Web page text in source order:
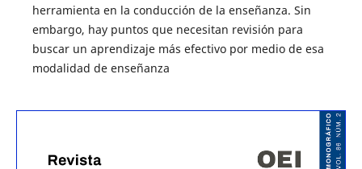
herramienta en la conducción de la enseñanza. Sin
embargo, hay puntos que necesitan revisión para
buscar un aprendizaje más efectivo por medio de esa
modalidad de enseñanza